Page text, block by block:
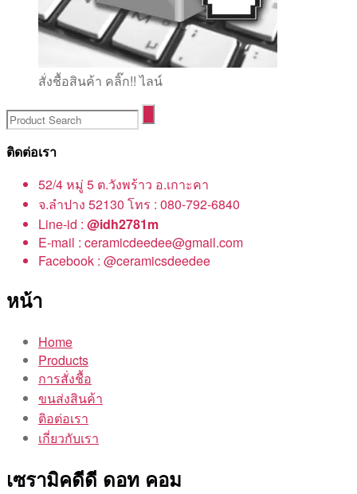
สั่งชื้อสินค้า คลิ๊ก!! ไลน์
ติดต่อเรา
52/4 หมู่ 5 ต.วังพร้าว อ.เกาะคา
จ.ลำปาง 52130 โทร : 080-792-6840
Line-id : @idh2781m
E-mail : ceramicdeedee@gmail.com
Facebook : @ceramicsdeedee
หน้า
Home
Products
การสั่งชื้อ
ขนส่งสินค้า
ติอต่อเรา
เกี่ยวกับเรา
เซรามิคดีดี ดอท คอม